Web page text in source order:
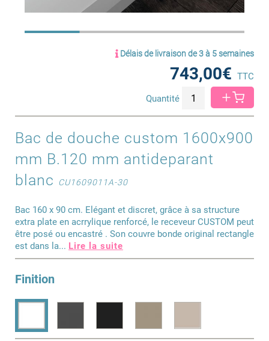
Délais de livraison de 3 à 5 semaines
743,00€ TTC
Quantité
Bac de douche custom 1600x900
mm B.120 mm antideparant
blanc
CU1609011A-30
Bac 160 x 90 cm. Elégant et discret, grâce à sa structure
extra plate en acrrylique renforcé, le receveur CUSTOM peut
être posé ou encastré . Son couvre bonde original rectangle
est dans la... Lire la suite
Finition